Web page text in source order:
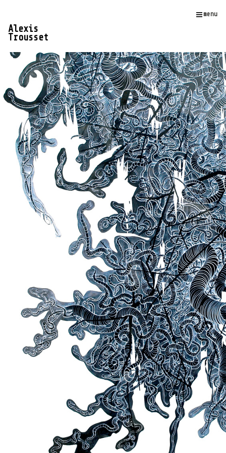
Alexis
Trousset
menu